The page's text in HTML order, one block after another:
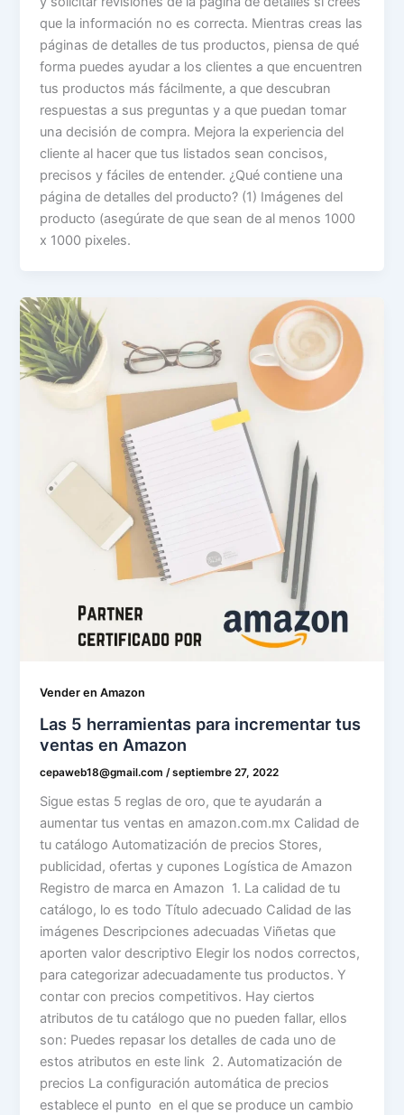
que la información no es correcta. Mientras creas las
páginas de detalles de tus productos, piensa de qué
forma puedes ayudar a los clientes a que encuentren
tus productos más fácilmente, a que descubran
respuestas a sus preguntas y a que puedan tomar
una decisión de compra. Mejora la experiencia del
cliente al hacer que tus listados sean concisos,
precisos y fáciles de entender. ¿Qué contiene una
página de detalles del producto? (1) Imágenes del
producto (asegúrate de que sean de al menos 1000
x 1000 pixeles.
Vender en Amazon
Las 5 herramientas para incrementar tus
ventas en Amazon
cepaweb18@gmail.com /septiembre 27, 2022
Sigue estas 5 reglas de oro, que te ayudarán a
aumentar tus ventas en amazon.com.mx Calidad de
tu catálogo Automatización de precios Stores,
publicidad, ofertas y cupones Logística de Amazon
Registro de marca en Amazon 1. La calidad de tu
catálogo, lo es todo Título adecuado Calidad de las
imágenes Descripciones adecuadas Viñetas que
aporten valor descriptivo Elegir los nodos correctos,
para categorizar adecuadamente tus productos. Y
contar con precios competitivos. Hay ciertos
atributos de tu catálogo que no pueden fallar, ellos
son: Puedes repasar los detalles de cada uno de
estos atributos en este link 2. Automatización de
precios La configuración automática de precios
establece el punto en el que se produce un cambio